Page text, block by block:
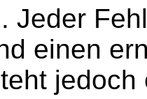
Jeder
einen